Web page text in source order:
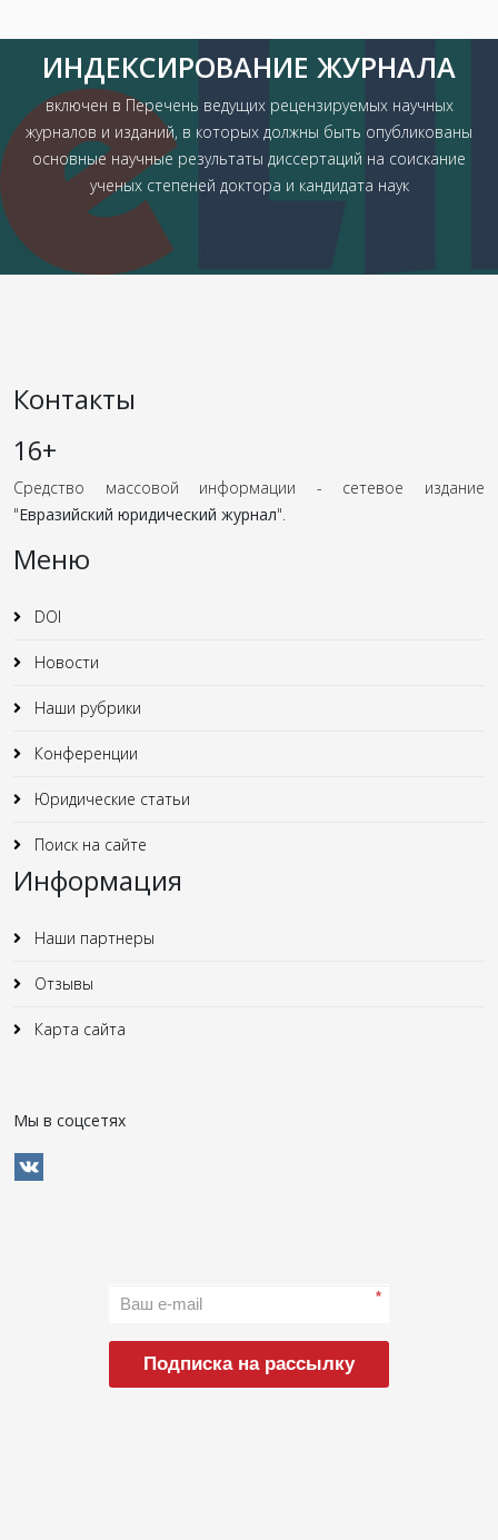
ИНДЕКСИРОВАНИЕ ЖУРНАЛА
включен в Перечень ведущих рецензируемых научных
журналов и изданий, в которых должны быть опубликованы
основные научные результаты диссертаций на соискание
ученых степеней доктора и кандидата наук
Контакты
16+
Средство массовой информации - сетевое издание
"Евразийский юридический журнал".
Меню
DOI
Новости
Наши рубрики
Конференции
Юридические статьи
Поиск на сайте
Информация
Наши партнеры
Отзывы
Карта сайта
Мы в соцсетях
*
Подписка на рассылку